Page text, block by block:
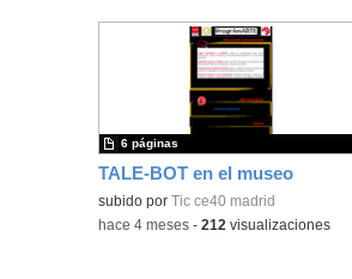
TALE-BOT en el museo
subido por Tic ce40 madrid
6 páginas
-hace 4 meses -212 visualizaciones